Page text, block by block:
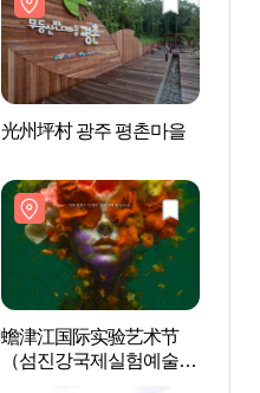
光州坪村 광주 평촌마을
蟾津江国际实验艺术节
（섬진강국제실험예술제